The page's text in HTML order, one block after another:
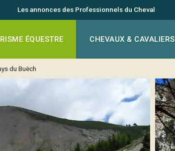
Les annonces des Professionnels du Cheval
ÉQUESTRE CHEVAUX & CAVALIERS
du Buëch